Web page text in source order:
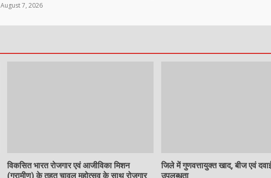
August 7, 2026
विकसित भारत रोजगार एवं आजीविका मिशन
(ग्रामीण) के तहत चावल महोत्सव के साथ रोजगार
जिले में गुणवत्तायुक्त खाद, बीज एवं दवाई
उपलब्धता